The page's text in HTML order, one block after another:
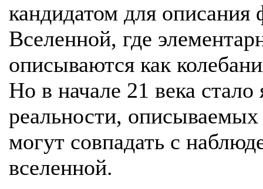
кандидатом для
Вселенной, где
описываются как
Но в начале 21 века
реальности,
могут совпадать с
вселенной.